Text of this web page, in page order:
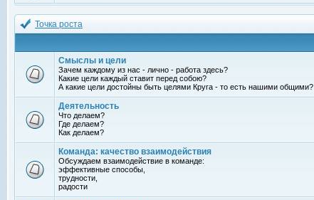
Точка роста
Смыслы и цели
Зачем каждому из нас - лично - работа здесь?
Какие цели каждый ставит перед собою?
А какие цели достойны быть целями Круга - то есть нашими общими?
Деятельность
Что делаем?
Где делаем?
Как делаем?
Команда: качество взаимодействия
Обсуждаем взаимодействие в команде:
эффективные способы,
трудности,
радости